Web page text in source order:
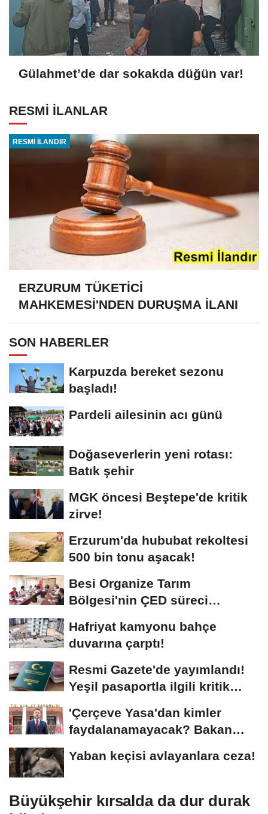
Gülahmet’de dar sokakda düğün var!
RESMİ İLANLAR
RESMİ İLANDIR
ERZURUM TÜKETİCİ
MAHKEMESİ'NDEN DURUŞMA İLANI
SON HABERLER
Karpuzda bereket sezonu
başladı!
Pardeli ailesinin acı günü
Doğaseverlerin yeni rotası:
Batık şehir
MGK öncesi Beştepe'de kritik
zirve!
Erzurum'da hububat rekoltesi
500 bin tonu aşacak!
Besi Organize Tarım
Bölgesi'nin ÇED süreci
Hafriyat kamyonu bahçe
duvarına çarptı!
Resmi Gazete'de yayımlandı!
Yeşil pasaportla ilgili kritik
'Çerçeve Yasa'dan kimler
faydalanamayacak? Bakan
Yaban keçisi avlayanlara ceza!
Büyükşehir kırsalda da dur durak